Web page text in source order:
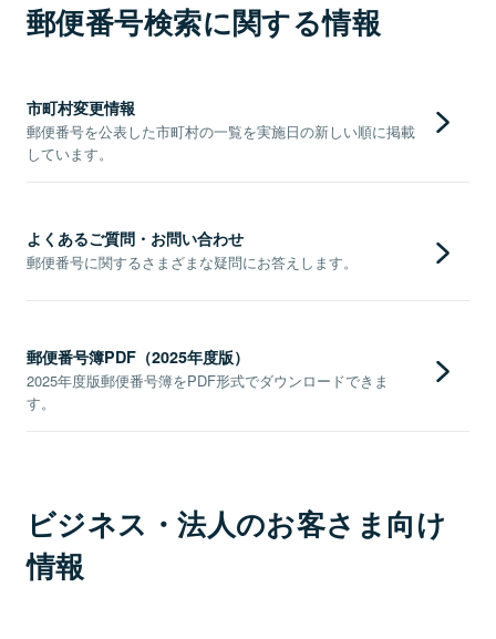
郵便番号検索に関する情報
市町村変更情報
郵便番号を公表した市町村の一覧を実施日の新しい順に掲載
しています。
よくあるご質問・お問い合わせ
郵便番号に関するさまざまな疑問にお答えします。
郵便番号簿PDF（2025年度版）
2025年度版郵便番号簿をPDF形式でダウンロードできま
す。
ビジネス・法人のお客さま向け
情報